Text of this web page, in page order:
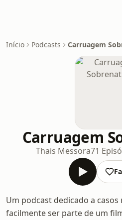
Início Podcasts Carruagem
Carruagem
Thais Messora71
Um podcast dedicado a
facilmente ser parte de um